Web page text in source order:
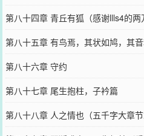
第八十四章 青丘有狐（感谢llls4的两
第八十五章 有鸟焉，其状如鸠，其
第八十六章 守约
第八十七章 尾生抱柱，子衿篇
第八十八章 人之情也（五千字大章节